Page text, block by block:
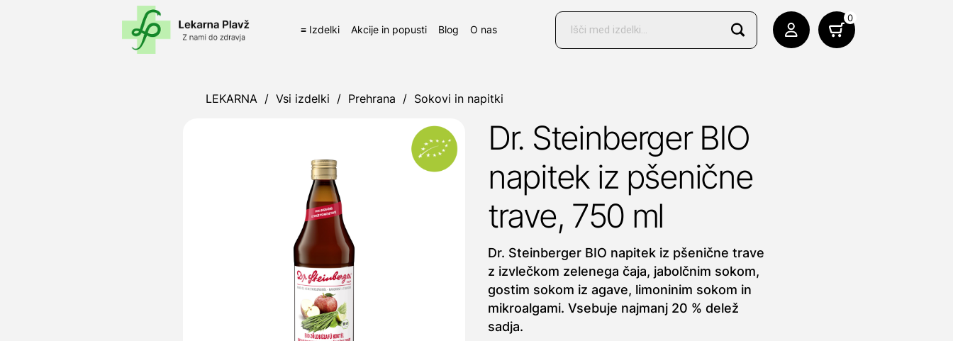
≡ Izdelki Akcije in popusti Blog O nas
Products
search
0
LEKARNA / Vsi izdelki / Prehrana / Sokovi in napitki
Dr. Steinberger BIO
napitek iz pšenične
trave, 750 ml
Dr. Steinberger BIO napitek iz pšenične trave
z izvlečkom zelenega čaja, jabolčnim sokom,
gostim sokom iz agave, limoninim sokom in
mikroalgami. Vsebuje najmanj 20 % delež
sadja.